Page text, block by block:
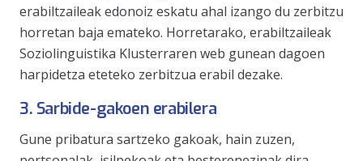
erabiltzaileak edonoiz eskatu ahal izango du zerbitzu
horretan baja emateko. Horretarako, erabiltzaileak
Soziolinguistika Klusterraren web gunean dagoen
harpidetza eteteko zerbitzua erabil dezake.
3. Sarbide-gakoen erabilera
Gune pribatura sartzeko gakoak, hain zuzen,